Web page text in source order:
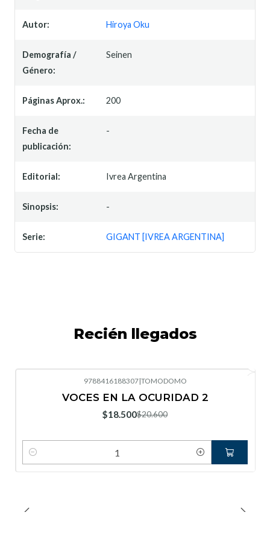
Autor: Hiroya Oku
Demografía /
Género:
Seinen
Páginas Aprox.: 200
Fecha de
publicación:
-
Editorial: Ivrea Argentina
Sinopsis: -
Serie: GIGANT [IVREA ARGENTINA]
Recién llegados
9788416188307|TOMODOMO
VOCES EN LA OCURIDAD 2
$18.500$20.600
Cantidad